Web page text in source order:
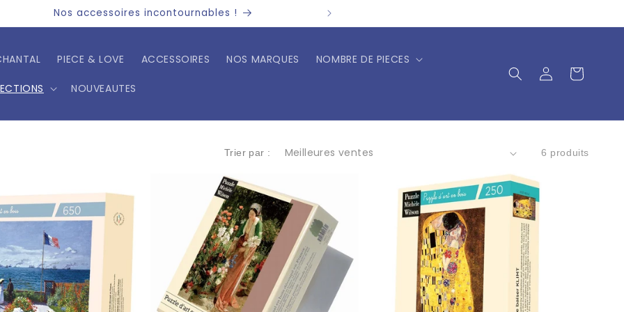
Découvrez notre sélection de nouveautés
PIECE & LOVE ACCESSOIRES NOS MARQUES NOMBRE DE PIECES
NOUVEAUTES
ConnexionPanier
Trier par : 6 produits